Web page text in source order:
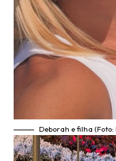
Deborah e filha